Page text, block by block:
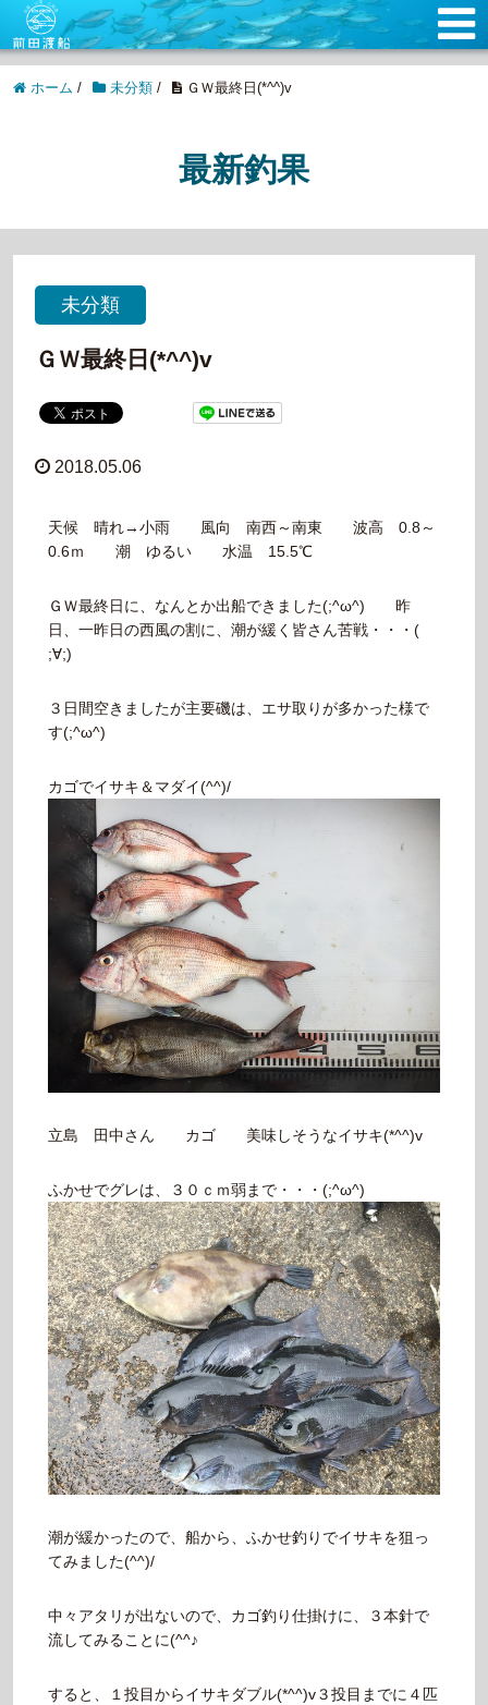
ホーム / 未分類 / ＧＷ最終日(*^^)v
最新釣果
未分類
ＧＷ最終日(*^^)v
2018.05.06
天候 晴れ→小雨 風向 南西～南東 波高 0.8～
0.6ｍ 潮 ゆるい 水温 15.5℃
ＧＷ最終日に、なんとか出船できました(;^ω^) 昨
日、一昨日の西風の割に、潮が緩く皆さん苦戦・・・(
;∀;)
３日間空きましたが主要磯は、エサ取りが多かった様で
す(;^ω^)
カゴでイサキ＆マダイ(^^)/
立島 田中さん カゴ 美味しそうなイサキ(*^^)v
ふかせでグレは、３０ｃｍ弱まで・・・(;^ω^)
潮が緩かったので、船から、ふかせ釣りでイサキを狙っ
てみました(^^)/
中々アタリが出ないので、カゴ釣り仕掛けに、３本針で
流してみることに(^^♪
すると、１投目からイサキダブル(*^^)v３投目までに４匹